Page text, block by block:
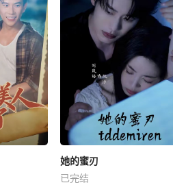
她的蜜刃
已完结